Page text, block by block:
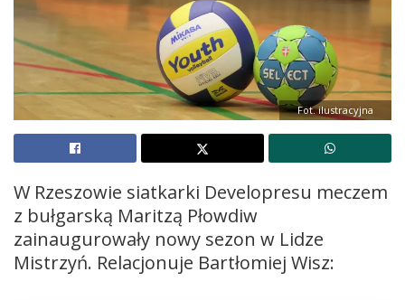
Fot. ilustracyjna
W Rzeszowie siatkarki Developresu meczem
z bułgarską Maritzą Płowdiw
zainaugurowały nowy sezon w Lidze
Mistrzyń. Relacjonuje Bartłomiej Wisz: